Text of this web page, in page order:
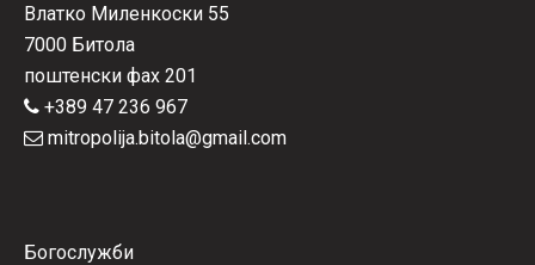
Влатко Миленкоски 55
7000 Битола
поштенски фах 201
+389 47 236 967
mitropolija.bitola@gmail.com
Богослужби